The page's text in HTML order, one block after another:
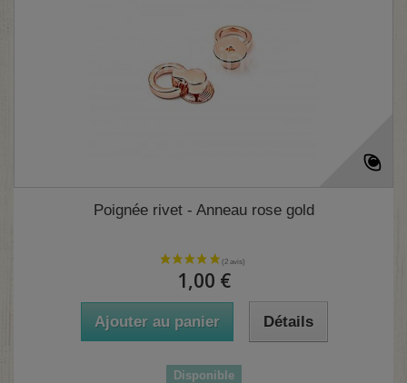
Poignée rivet - Anneau rose gold
1,00 €
Ajouter au panier Détails
Disponible